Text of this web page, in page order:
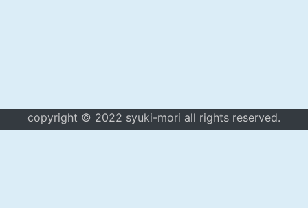
copyright © 2022 syuki-mori all rights reserved.